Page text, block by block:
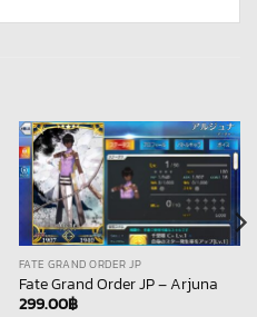
FATE GRAND ORDER JP
Fate Grand Order JP – Arjuna
299.00฿